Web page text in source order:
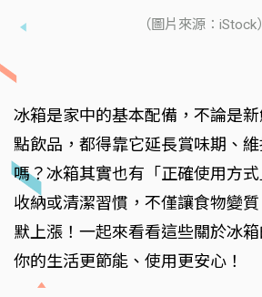
（圖片來源：iStock）
冰箱是家中的基本配備，不論是
點飲品，都得靠它延長賞味期、
嗎？冰箱其實也有「正確使用方式
收納或清潔習慣，不僅讓食物變
默上漲！一起來看看這些關於冰
你的生活更節能、使用更安心！